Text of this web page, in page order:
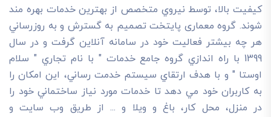
کيفيت بالا، توسط نيروي متخصص از بهترين خدمات بهره مند
شوند. گروه معماری پایتخت تصميم به گسترش و به روزرساني
هر چه بيشتر فعاليت خود در سامانه آنلاين گرفت و در سال
1399 با راه اندازي گروه جامع خدمات " با نام تجاري " سلام
اوستا " و با هدف ارتقاي سيستم خدمت رساني، اين امکان را
به کاربران خود مي دهد تا خدمات مورد نياز ساختماني خود را
در منزل، محل کار، باغ و ويلا و ... از طريق وب سايت و